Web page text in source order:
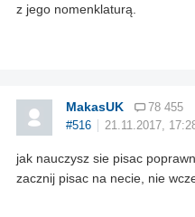
z jego nomenklaturą.
MakasUK
78 455
#516
21.11.2017,
jak nauczysz sie pisac
zacznij pisac na necie, nie